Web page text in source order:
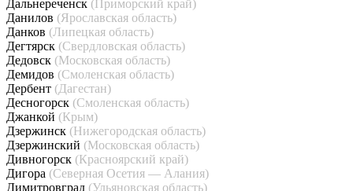
Дальнереченск (Приморский край)
Данилов (Ярославская область)
Данков (Липецкая область)
Дегтярск (Свердловская область)
Дедовск (Московская область)
Демидов (Смоленская область)
Дербент (Дагестан)
Десногорск (Смоленская область)
Джанкой (Крым)
Дзержинск (Нижегородская область)
Дзержинский (Московская область)
Дивногорск (Красноярский край)
Дигора (Северная Осетия — Алания)
Димитровград (Ульяновская область)